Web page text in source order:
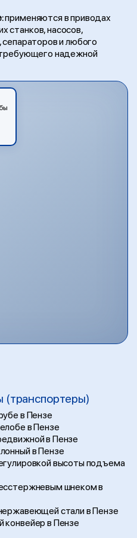
(транспортеры)
в Пензе
в Пензе
в Пензе
в Пензе
высоты подъема
шнеком в
стали в Пензе
конвейер в Пензе
применяются в приводах
станков, насосов,
и любого
надежной